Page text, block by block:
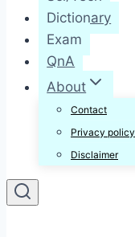
Dictionary
Exam
QnA
About
Contact
Privacy policy
Disclaimer